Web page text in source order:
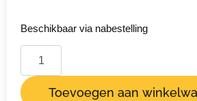
Beschikbaar via nabestelling
Toevoegen aan